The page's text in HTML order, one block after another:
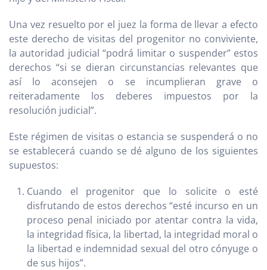
Una vez resuelto por el juez la forma de llevar a efecto
este derecho de visitas del progenitor no conviviente,
la autoridad judicial “podrá limitar o suspender” estos
derechos “si se dieran circunstancias relevantes que
así lo aconsejen o se incumplieran grave o
reiteradamente los deberes impuestos por la
resolución judicial”.
Este régimen de visitas o estancia se suspenderá o no
se establecerá cuando se dé alguno de los siguientes
supuestos:
Cuando el progenitor que lo solicite o esté
disfrutando de estos derechos “esté incurso en un
proceso penal iniciado por atentar contra la vida,
la integridad física, la libertad, la integridad moral o
la libertad e indemnidad sexual del otro cónyuge o
de sus hijos”.